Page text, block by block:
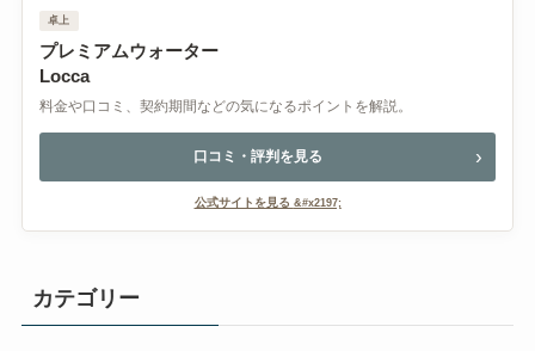
卓上
プレミアムウォーター
Locca
料金や口コミ、契約期間などの気になるポイントを解説。
口コミ・評判を見る
公式サイトを見る
カテゴリー